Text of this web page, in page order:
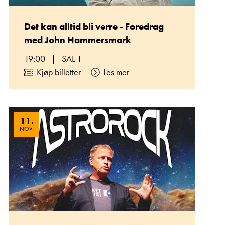
Det kan alltid bli verre - Foredrag
med John Hammersmark
19:00 |
SAL 1
Kjøp billetter
Les mer
11 .
NOV.